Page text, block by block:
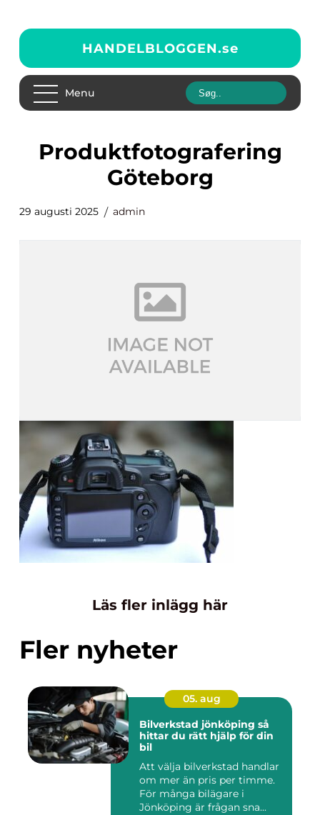
HANDELBLOGGEN.se
Menu
Produktfotografering
Göteborg
29 augusti 2025 admin
Läs fler inlägg här
Fler nyheter
05. aug
Bilverkstad jönköping så
hittar du rätt hjälp för din
bil
Att välja bilverkstad handlar
om mer än pris per timme.
För många bilägare i
Jönköping är frågan sna...